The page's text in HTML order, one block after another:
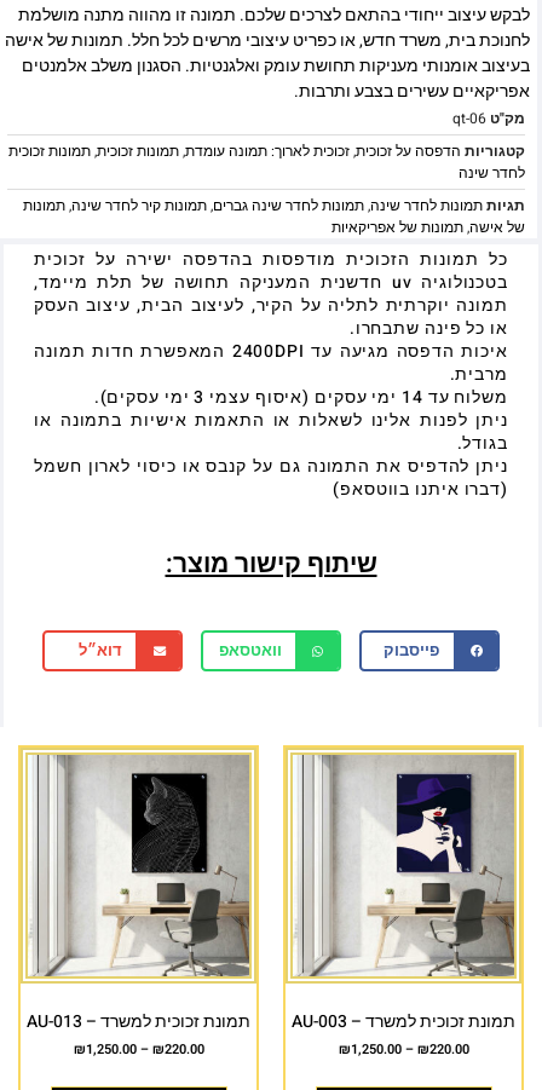
לבקש עיצוב ייחודי בהתאם לצרכים שלכם. תמונה זו מהווה מתנה מושלמת
לחנוכת בית, משרד חדש, או כפריט עיצובי מרשים לכל חלל. תמונות של אישה
בעיצוב אומנותי מעניקות תחושת עומק ואלגנטיות. הסגנון משלב אלמנטים
אפריקאיים עשירים בצבע ותרבות.
מק"טqt-06
קטגוריות הדפסה על זכוכית,זכוכית לארוך: תמונה עומדת,תמונות זכוכית,תמונות זכוכית
לחדר שינה
תגיותתמונות לחדר שינה,תמונות לחדר שינה גברים,תמונות קיר לחדר שינה,תמונות
של אישה,תמונות של אפריקאיות
כל תמונות הזכוכית מודפסות בהדפסה ישירה על זכוכית
בטכנולוגיה uv חדשנית המעניקה תחושה של תלת מיימד,
תמונה יוקרתית לתליה על הקיר, לעיצוב הבית, עיצוב העסק
או כל פינה שתבחרו.
איכות הדפסה מגיעה עד 2400DPI המאפשרת חדות תמונה
מרבית.
משלוח עד 14 ימי עסקים (איסוף עצמי 3 ימי עסקים).
ניתן לפנות אלינו לשאלות או התאמות אישיות בתמונה או
בגודל.
ניתן להדפיס את התמונה גם על קנבס או כיסוי לארון חשמל
(דברו איתנו בווטסאפ)
שיתוף קישור מוצר:
פייסבוק וואטסאפ דוא״ל
תמונת זכוכית למשרד – AU-003
₪220.00
–
₪1,250.00
תמונת זכוכית למשרד – AU-013
₪220.00
–
₪1,250.00